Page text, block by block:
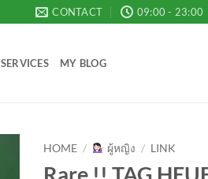
CONTACT 09:00 - 23:00
SERVICES MY BLOG
HOME / ผู้หญิง / LINK
Rare !! TAG